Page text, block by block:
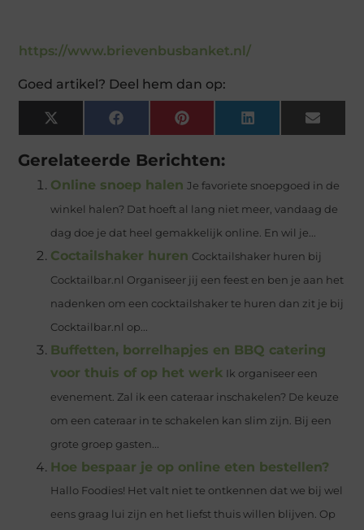
https://www.brievenbusbanket.nl/
Goed artikel? Deel hem dan op:
X
(Twitter)
FacebookPinterestLinkedIn Email
Gerelateerde Berichten:
Online snoep halen Je favoriete snoepgoed in de
winkel halen? Dat hoeft al lang niet meer, vandaag de
dag doe je dat heel gemakkelijk online. En wil je...
Coctailshaker huren Cocktailshaker huren bij
Cocktailbar.nl Organiseer jij een feest en ben je aan het
nadenken om een cocktailshaker te huren dan zit je bij
Cocktailbar.nl op...
Buffetten, borrelhapjes en BBQ catering
voor thuis of op het werk Ik organiseer een
evenement. Zal ik een cateraar inschakelen? De keuze
om een cateraar in te schakelen kan slim zijn. Bij een
grote groep gasten...
Hoe bespaar je op online eten bestellen?
Hallo Foodies! Het valt niet te ontkennen dat we bij wel
eens graag lui zijn en het liefst thuis willen blijven. Op